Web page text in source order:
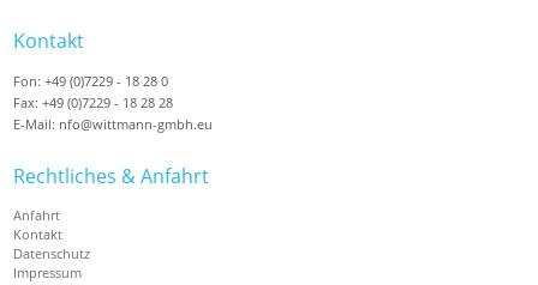
Kontakt
Fon: +49 (0)7229 - 18 28 0
Fax: +49 (0)7229 - 18 28 28
E-Mail: nfo@wittmann-gmbh.eu
Rechtliches & Anfahrt
Anfahrt
Kontakt
Datenschutz
Impressum